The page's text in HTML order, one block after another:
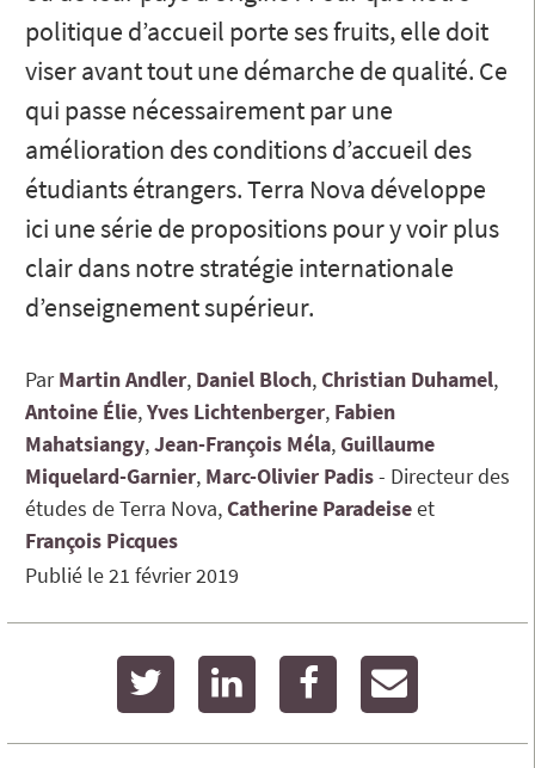
politique d’accueil porte ses fruits, elle doit
viser avant tout une démarche de qualité. Ce
qui passe nécessairement par une
amélioration des conditions d’accueil des
étudiants étrangers. Terra Nova développe
ici une série de propositions pour y voir plus
clair dans notre stratégie internationale
d’enseignement supérieur.
Par MartinAndler Daniel Bloch Christian Duhamel
Antoine Élie Yves Lichtenberger Fabien
Mahatsiangy Jean-François Méla Guillaume
Miquelard-Garnier Marc-Olivier Padis
Directeur des
études de Terra Nova Catherine Paradeise
François Picques
Publié le21 février 2019
twitter linkedin facebook